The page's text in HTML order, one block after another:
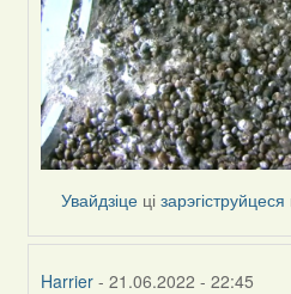
Увайдзіце цізарэгіструйцеся
Harrier - 21.06.2022 - 22:45